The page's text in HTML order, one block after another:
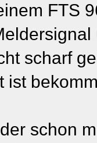
FTS
scharf
ist
schon